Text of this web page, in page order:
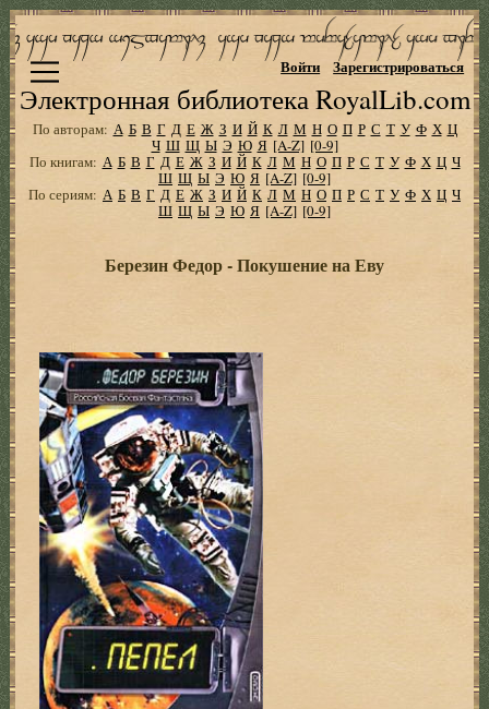
Электронная библиотека RoyalLib.com
Войти Зарегистрироваться
По авторам: А Б В Г Д Е Ж З И Й К Л М Н О П Р С Т У Ф Х Ц
Ч Ш Щ Ы Э Ю Я [A-Z] [0-9]
По книгам: А Б В Г Д Е Ж З И Й К Л М Н О П Р С Т У Ф Х Ц Ч
Ш Щ Ы Э Ю Я [A-Z] [0-9]
По сериям: А Б В Г Д Е Ж З И Й К Л М Н О П Р С Т У Ф Х Ц Ч
Ш Щ Ы Э Ю Я [A-Z] [0-9]
Березин Федор - Покушение на Еву